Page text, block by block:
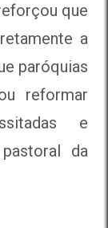
que
a
paróquias
reformar
e
da